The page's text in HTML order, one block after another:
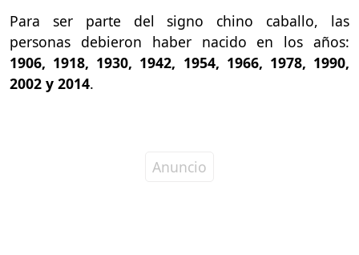
Para ser parte del signo chino caballo, las
personas debieron haber nacido en los años:
1906, 1918, 1930, 1942, 1954, 1966, 1978, 1990,
2002 y 2014.